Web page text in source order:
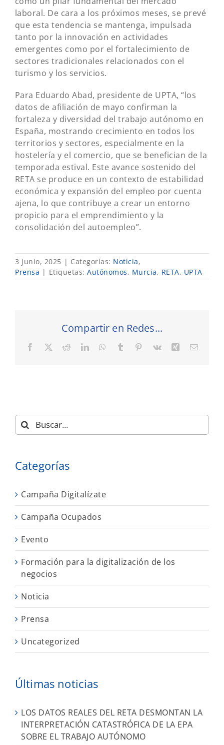
laboral. De cara a los próximos meses, se prevé
que esta tendencia se mantenga, impulsada
tanto por la innovación en actividades
emergentes como por el fortalecimiento de
sectores tradicionales relacionados con el
turismo y los servicios.
Para Eduardo Abad, presidente de UPTA, “los
datos de afiliación de mayo confirman la
fortaleza y diversidad del trabajo autónomo en
España, mostrando crecimiento en todos los
territorios y sectores, especialmente en la
hostelería y el comercio, que se benefician de la
temporada estival. Este avance sostenido del
RETA se produce en un contexto de estabilidad
económica y expansión del empleo por cuenta
ajena, lo que contribuye a crear un entorno
propicio para el emprendimiento y la
consolidación del autoempleo”.
3 junio, 2025 | Categorías: Noticia,
Prensa | Etiquetas: Autónomos, Murcia, RETA, UPTA
Compartir en Redes...
Facebook RedditLinkedInWhatsApp
Tumblr Pinterest
Vk XingCorreo
Buscar:
Categorías
Campaña Digitalízate
Campaña Ocupados
Evento
Formación para la digitalización de los
negocios
Noticia
Prensa
Uncategorized
Últimas noticias
LOS DATOS REALES DEL RETA DESMONTAN LA
INTERPRETACIÓN CATASTRÓFICA DE LA EPA
SOBRE EL TRABAJO AUTÓNOMO